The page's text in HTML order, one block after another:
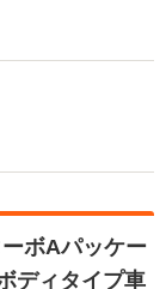
ボAパッケー
ディタイプ車